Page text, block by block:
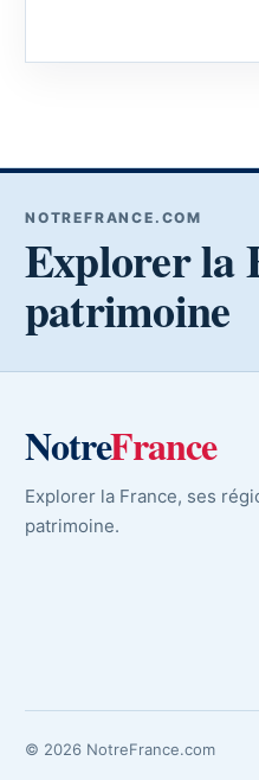
NOTREFRANCE.COM
Explorer la
patrimoine
NotreFrance
Explorer la France, ses
patrimoine.
© 2026 NotreFrance.com